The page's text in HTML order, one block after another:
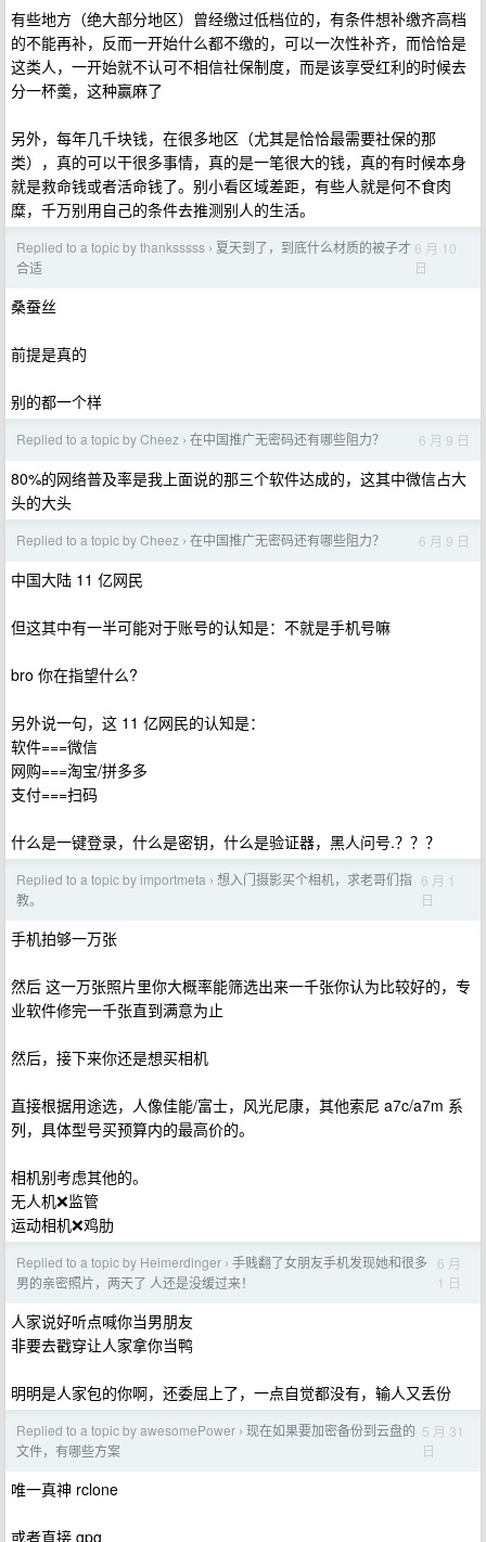
有些地方（绝大部分地区）曾经缴过低档位的，有条件想补缴齐高档
的不能再补，反而一开始什么都不缴的，可以一次性补齐，而恰恰是
这类人，一开始就不认可不相信社保制度，而是该享受红利的时候去
分一杯羹，这种赢麻了
另外，每年几千块钱，在很多地区（尤其是恰恰最需要社保的那
类），真的可以干很多事情，真的是一笔很大的钱，真的有时候本身
就是救命钱或者活命钱了。别小看区域差距，有些人就是何不食肉
糜，千万别用自己的条件去推测别人的生活。
Replied to a topic by thanksssss › 夏天到了，到底什么材质的被子才
合适
6 月 10
日
桑蚕丝
前提是真的
别的都一个样
Replied to a topic by Cheez › 在中国推广无密码还有哪些阻力？ 6 月 9 日
80%的网络普及率是我上面说的那三个软件达成的，这其中微信占大
头的大头
Replied to a topic by Cheez › 在中国推广无密码还有哪些阻力？ 6 月 9 日
中国大陆 11 亿网民
但这其中有一半可能对于账号的认知是：不就是手机号嘛
bro 你在指望什么?
另外说一句，这 11 亿网民的认知是：
软件===微信
网购===淘宝/拼多多
支付===扫码
什么是一键登录，什么是密钥，什么是验证器，黑人问号.？？？
Replied to a topic by importmeta › 想入门摄影买个相机，求老哥们指
教。
6 月 1
日
手机拍够一万张
然后 这一万张照片里你大概率能筛选出来一千张你认为比较好的，专
业软件修完一千张直到满意为止
然后，接下来你还是想买相机
直接根据用途选，人像佳能/富士，风光尼康，其他索尼 a7c/a7m 系
列，具体型号买预算内的最高价的。
相机别考虑其他的。
无人机❌监管
运动相机❌鸡肋
Replied to a topic by Heimerdinger › 手贱翻了女朋友手机发现她和很多
男的亲密照片，两天了 人还是没缓过来！
6 月
1 日
人家说好听点喊你当男朋友
非要去戳穿让人家拿你当鸭
明明是人家包的你啊，还委屈上了，一点自觉都没有，输人又丢份
Replied to a topic by awesomePower › 现在如果要加密备份到云盘的
文件，有哪些方案
5 月 31
日
唯一真神 rclone
或者直接 gpg